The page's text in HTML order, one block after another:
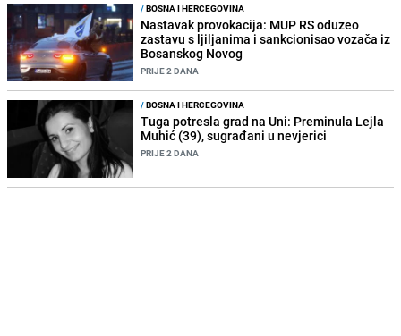
/BOSNA I HERCEGOVINA
Nastavak provokacija: MUP RS oduzeo
zastavu s ljiljanima i sankcionisao vozača iz
Bosanskog Novog
PRIJE 2 DANA
/BOSNA I HERCEGOVINA
Tuga potresla grad na Uni: Preminula Lejla
Muhić (39), sugrađani u nevjerici
PRIJE 2 DANA